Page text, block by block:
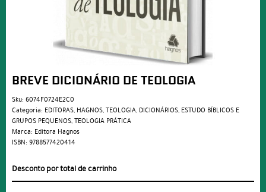
BREVE DICIONÁRIO DE TEOLOGIA
Sku: 6074F0724E2C0
Categoria: EDITORAS, HAGNOS,TEOLOGIA, DICIONÁRIOS, ESTUDO BÍBLICOS E
GRUPOS PEQUENOS,TEOLOGIA PRÁTICA
Marca: Editora Hagnos
ISBN: 9788577420414
Desconto por total de carrinho